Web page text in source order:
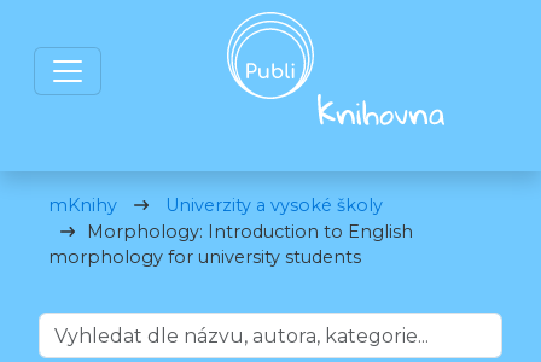
mKnihy
Univerzity a vysoké školy
Morphology: Introduction to English
morphology for university students